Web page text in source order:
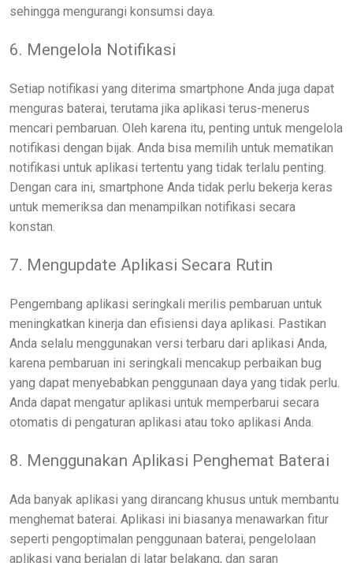
sehingga mengurangi konsumsi daya.
6. Mengelola Notifikasi
Setiap notifikasi yang diterima smartphone Anda juga dapat
menguras baterai, terutama jika aplikasi terus-menerus
mencari pembaruan. Oleh karena itu, penting untuk mengelola
notifikasi dengan bijak. Anda bisa memilih untuk mematikan
notifikasi untuk aplikasi tertentu yang tidak terlalu penting.
Dengan cara ini, smartphone Anda tidak perlu bekerja keras
untuk memeriksa dan menampilkan notifikasi secara
konstan.
7. Mengupdate Aplikasi Secara Rutin
Pengembang aplikasi seringkali merilis pembaruan untuk
meningkatkan kinerja dan efisiensi daya aplikasi. Pastikan
Anda selalu menggunakan versi terbaru dari aplikasi Anda,
karena pembaruan ini seringkali mencakup perbaikan bug
yang dapat menyebabkan penggunaan daya yang tidak perlu.
Anda dapat mengatur aplikasi untuk memperbarui secara
otomatis di pengaturan aplikasi atau toko aplikasi Anda.
8. Menggunakan Aplikasi Penghemat Baterai
Ada banyak aplikasi yang dirancang khusus untuk membantu
menghemat baterai. Aplikasi ini biasanya menawarkan fitur
seperti pengoptimalan penggunaan baterai, pengelolaan
aplikasi yang berjalan di latar belakang, dan saran